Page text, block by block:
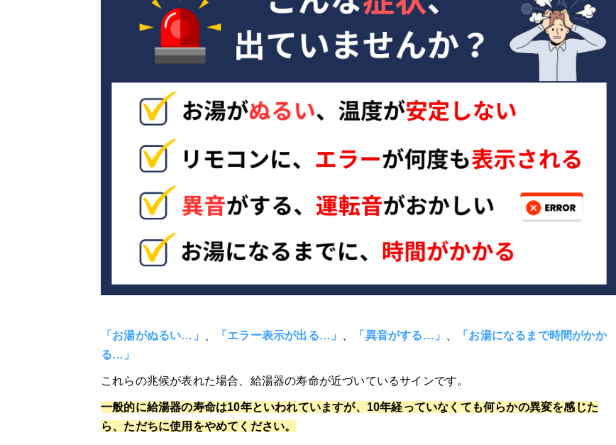
「お湯がぬるい…」 「エラー表示が出る…」 「異音がする…」
「お湯になるまで時間がかか
る…」
これらの兆候が表れた場合、給湯器の寿命が近づいているサインです。
一般的に給湯器の寿命は10年といわれていますが、10年経っていなくても何らかの異変を感じた
ら、ただちに使用をやめてください。